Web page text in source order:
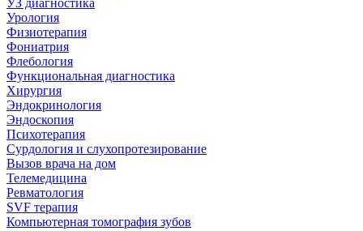
УЗ диагностика
Урология
Физиотерапия
Фониатрия
Флебология
Функциональная диагностика
Хирургия
Эндокринология
Эндоскопия
Психотерапия
Сурдология и слухопротезирование
Вызов врача на дом
Телемедицина
Ревматология
SVF терапия
Компьютерная томография зубов